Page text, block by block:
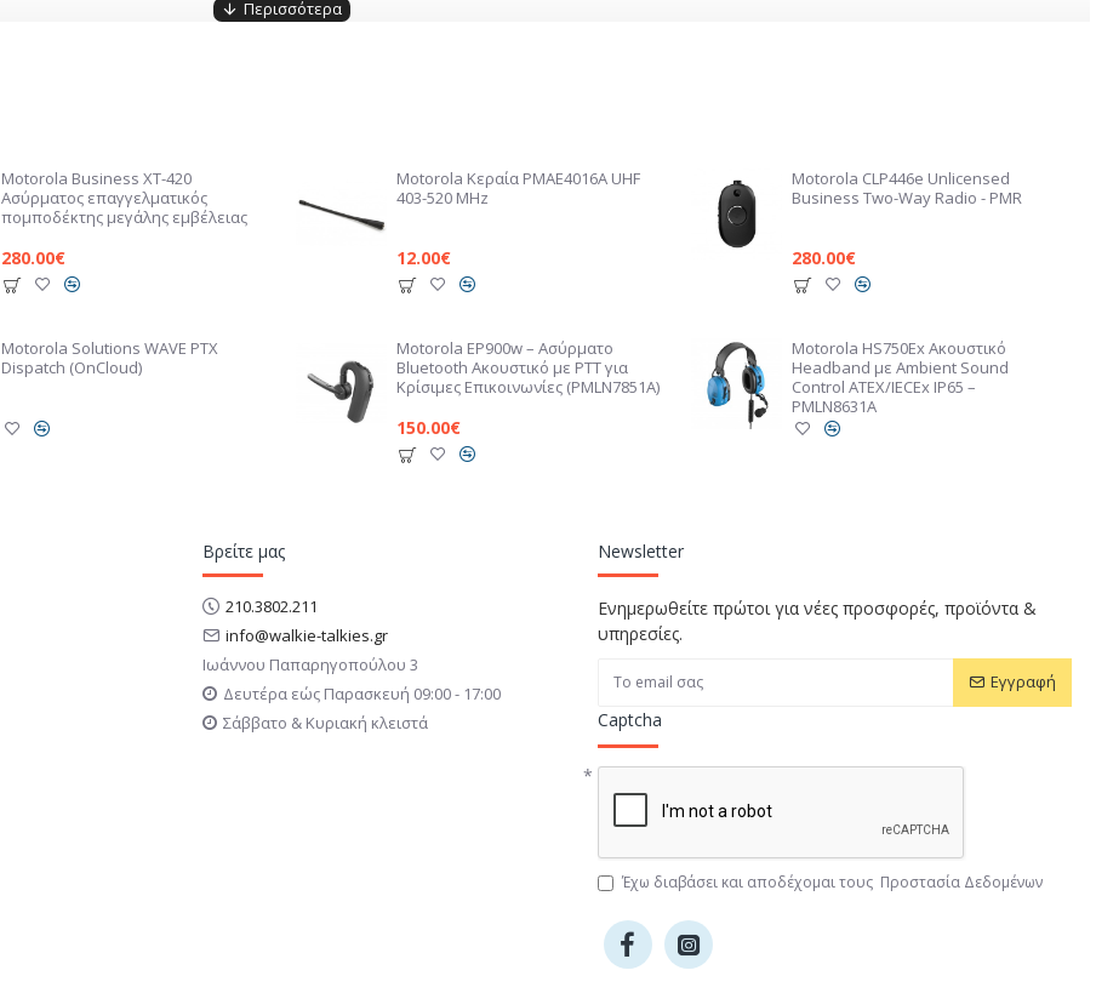
Motorola Business XT-420
Ασύρματος επαγγελματικός
πομποδέκτης μεγάλης εμβέλειας
280.00€
Motorola Κεραία PMAE4016A UHF
403-520 MHz
12.00€
Motorola CLP446e Unlicensed
Business Two-Way Radio - PMR
280.00€
Motorola Solutions WAVE PTX
Dispatch (OnCloud)
Motorola EP900w – Ασύρματο
Bluetooth Ακουστικό με PTT για
Κρίσιμες Επικοινωνίες (PMLN7851A)
150.00€
Motorola HS750Ex Ακουστικό
Headband με Ambient Sound
Control ATEX/IECEx IP65 –
PMLN8631A
Βρείτε μας
210.3802.211
info@walkie-talkies.gr
Ιωάννου Παπαρηγοπούλου 3
Δευτέρα εώς Παρασκευή 09:00 - 17:00
Σάββατο & Κυριακή κλειστά
Newsletter
Ενημερωθείτε πρώτοι για νέες προσφορές, προϊόντα &
υπηρεσίες.
Εγγραφή
Captcha
Έχω διαβάσει και αποδέχομαι τους Προστασία Δεδομένων